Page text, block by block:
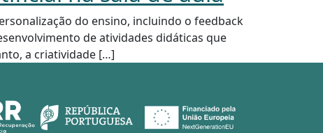
do ensino, incluindo o feedback
de atividades didáticas que
a criatividade […]